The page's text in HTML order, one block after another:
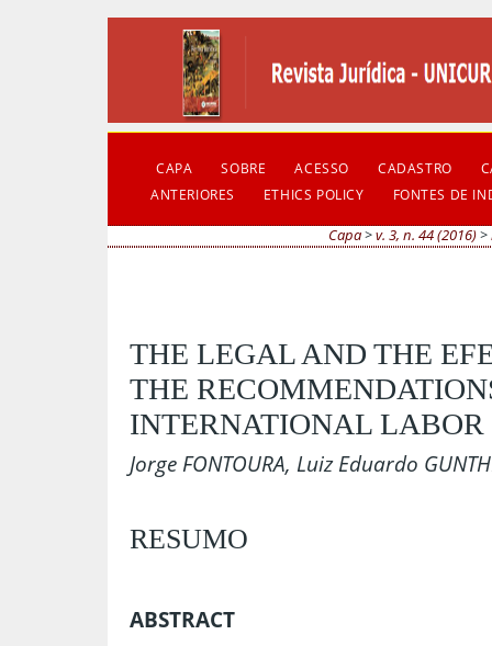
CAPA SOBRE ACESSO CADASTRO
ANTERIORES
ETHICS POLICY FONTES DE
Capa>v. 3, n. 44 (2016)>
THE LEGAL AND THE
THE
INTERNATIONAL
Jorge FONTOURA, Luiz Eduardo
RESUMO
ABSTRACT